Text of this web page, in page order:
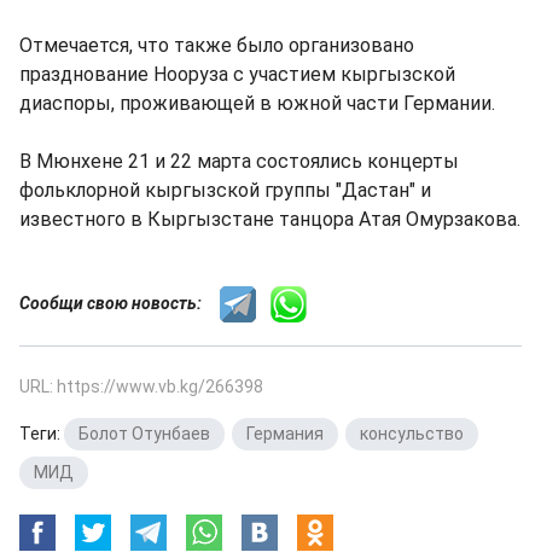
Отмечается, что также было организовано
празднование Нооруза с участием кыргызской
диаспоры, проживающей в южной части Германии.
В Мюнхене 21 и 22 марта состоялись концерты
фольклорной кыргызской группы "Дастан" и
известного в Кыргызстане танцора Атая Омурзакова.
Сообщи свою новость:
URL: https://www.vb.kg/266398
Теги: Болот Отунбаев Германия консульство
МИД